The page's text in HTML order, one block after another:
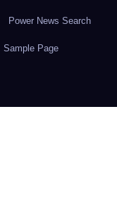
Power News Search
Sample Page